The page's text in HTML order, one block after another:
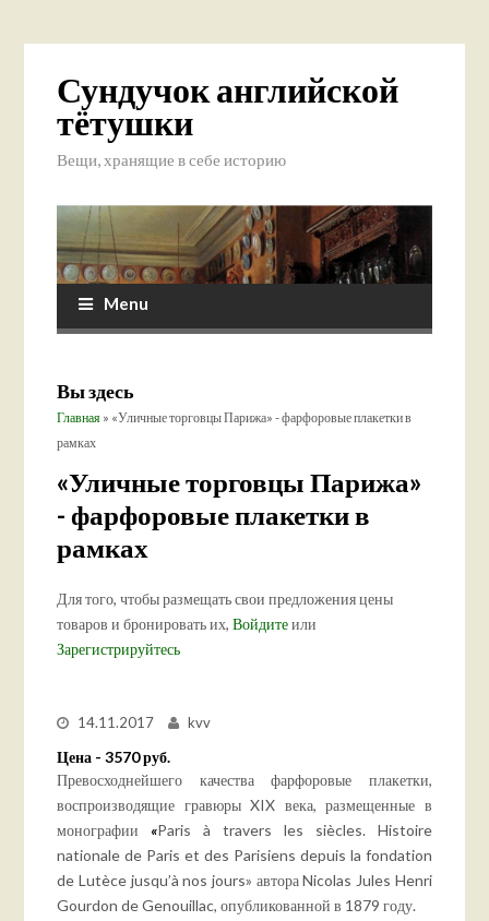
Сундучок английской
тётушки
Вещи, хранящие в себе историю
Menu
Вы здесь
Главная » «Уличные торговцы Парижа» - фарфоровые плакетки в
рамках
«Уличные торговцы Парижа»
- фарфоровые плакетки в
рамках
Для того, чтобы размещать свои предложения цены
товаров и бронировать их,Войдитеили
Зарегистрируйтесь
14.11.2017 kvv
Цена - 3570 руб.
Превосходнейшего качества фарфоровые плакетки,
воспроизводящие гравюры XIX века, размещенные в
монографии «Paris à travers les siècles. Histoire
nationale de Paris et des Parisiens depuis la fondation
de Lutèce jusqu’à nos jours» автора Nicolas Jules Henri
Gourdon de Genouillac, опубликованной в 1879 году.